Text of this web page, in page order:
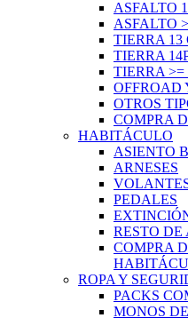
ASFALTO
ASFALTO
TIERRA 13
TIERRA
TIERRA >=
OFFROAD
OTROS
COMPRA
HABITÁCULO
ASIENTO
ARNESES
PEDALES
RESTO DE
COMPRA
ROPA Y
PACKS
MONOS